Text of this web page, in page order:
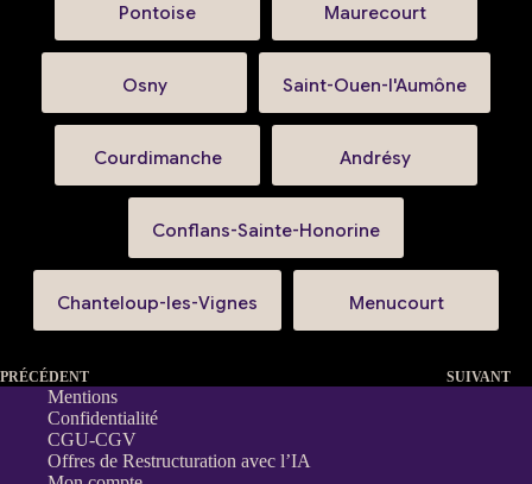
Pontoise Maurecourt
Osny Saint-Ouen-l'Aumône
Courdimanche Andrésy
Conflans-Sainte-Honorine
Chanteloup-les-Vignes Menucourt
PRÉCÉDENT SUIVANT
Mentions
Confidentialité
CGU-CGV
Offres de Restructuration avec l’IA